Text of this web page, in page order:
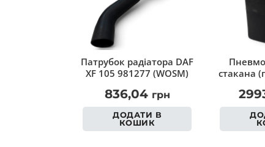
Патрубок радіатора DAF
XF 105 981277 (WOSM)
836,04 грн
ДОДАТИ В
КОШИК
стакана